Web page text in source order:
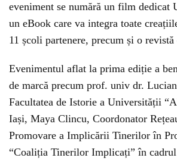
eveniment se numără un film dedicat
un eBook care va integra toate
11 școli partenere, precum și o
Evenimentul aflat la prima ediție a
de marcă precum prof. univ dr.
Facultatea de Istorie a Universității
Iași, Maya Clincu, Coordonator
Promovare a Implicării Tinerilor în
“Coaliția Tinerilor Implicați” în